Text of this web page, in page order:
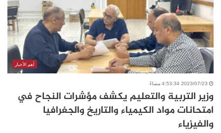
أهم الأخبار
2023/07/23 4:53:34 مساءً
وزير التربية والتعليم يكشف مؤشرات النجاح في
امتحانات مواد الكيمياء والتاريخ والجغرافيا
والفيزياء